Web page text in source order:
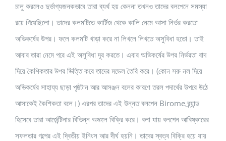
চালু করলেও দুর্ভাগ্যজনকভাবে তারা ব্যর্থ হয় কেননা তখনও তাদের বলপেনে সমস্যা
রয়ে গিয়েছিলো। তাদের কলমটিতে কার্টিজ থেকে কালি নেমে আসা নির্ভর করতো
অভিকর্ষের উপর। ফলে কলমটি খাড়া করে না লিখলে লিখতে অসুবিধা হতো। তাই
আবার তারা নেমে পরে এই অসুবিধা দূর করতে। এবার অভিকর্ষের উপর নির্ভরতা বাদ
দিয়ে কৈশিকতার উপর ভিত্তি করে তাদের মডেল তৈরি করে। (কোন সরু নল দিয়ে
অভিকর্ষের সাহায্য ছাড়া পৃষ্ঠটান আর আসঞ্জন বলের কারণে তরল পদার্থের উপরে উঠে
আসাকেই কৈশিকতা বলে।) এরপর তাদের এই উন্নত বলপেন Birome ব্র্যান্ড
হিসেবে তারা আর্জেন্টিনার বিভিন্ন অঞ্চলে বিক্রি করে। বলা যায় বলপেন আবিষ্কারের
সফলতার গল্পের এই দ্বিতীয় ইনিংস আর দীর্ঘ হয়নি। তাদের স্বত্ব বিক্রি হয়ে যায়